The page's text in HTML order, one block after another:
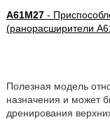
A61M27-
(ранорасширители
Полезная модель
назначения и может
дренирования